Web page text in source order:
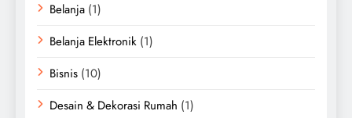
Belanja (1)
Belanja Elektronik (1)
Bisnis (10)
Desain & Dekorasi Rumah (1)